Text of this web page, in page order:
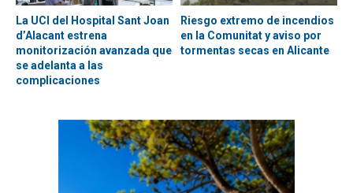
La UCI del Hospital Sant Joan
d’Alacant estrena
monitorización avanzada que
se adelanta a las
complicaciones
Riesgo extremo de incendios
en la Comunitat y aviso por
tormentas secas en Alicante